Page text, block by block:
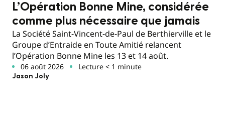
L’Opération Bonne Mine, considérée
comme plus nécessaire que jamais
La Société Saint-Vincent-de-Paul de Berthierville et le
Groupe d’Entraide en Toute Amitié relancent
l’Opération Bonne Mine les 13 et 14 août.
06 août 2026 Lecture < 1 minute
Jason Joly